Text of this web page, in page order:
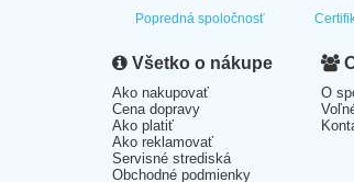
Popredná spoločnosť
Všetko o nákupe
Ako nakupovať
Cena dopravy
Ako platiť
Ako reklamovať
Servisné strediská
Obchodné podmienky
O